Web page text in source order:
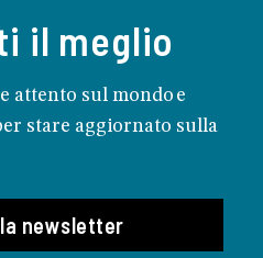
il meglio
attento sul mondo e
stare aggiornato sulla
newsletter